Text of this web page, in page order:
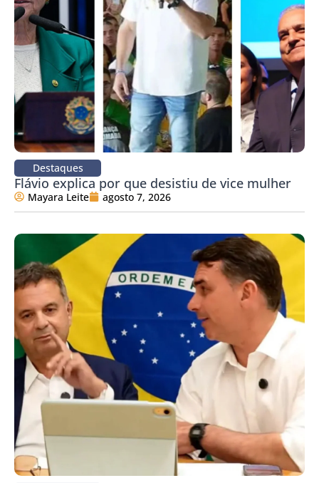
Destaques
Flávio explica por que desistiu de vice mulher
Mayara Leite agosto 7, 2026